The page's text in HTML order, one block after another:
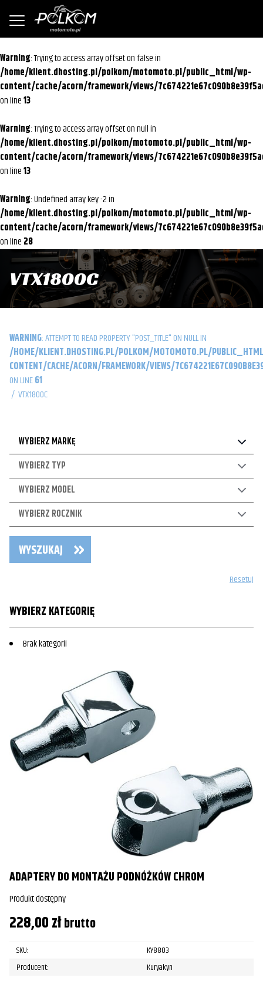
Warning : Trying to access array offset on false in
/home/klient.dhosting.pl/polkom/motomoto.pl/public_html/wp-
content/cache/acorn/framework/views/
on line13
Warning : Trying to access array offset on null in
/home/klient.dhosting.pl/polkom/motomoto.pl/public_html/wp-
content/cache/acorn/framework/views/
on line13
Warning : Undefined array key -2 in
/home/klient.dhosting.pl/polkom/motomoto.pl/public_html/wp-
content/cache/acorn/framework/views/
on line 28
VTX1800C
WARNING : ATTEMPT TO READ PROPERTY "POST_TITLE" ON NULL IN
/HOME/KLIENT.DHOSTING.PL/POLKOM/MOTOMOTO.PL/
CONTENT/CACHE/ACORN/FRAMEWORK/VIEWS/
ON LINE61
/ VTX1800C
WYBIERZ MARKĘ
WYBIERZ TYP
WYBIERZ MODEL
WYBIERZ ROCZNIK
WYSZUKAJ
Resetuj
WYBIERZ KATEGORIĘ
Brak kategorii
ADAPTERY DO MONTAŻU PODNÓŻKÓW CHROM
Produkt dostępny
228,00złbrutto
SKU:
KY8803
Producent:
Kuryakyn